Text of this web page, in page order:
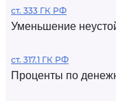
ст. 333 ГК РФ
Уменьшение
ст. 317.1 ГК РФ
Проценты по